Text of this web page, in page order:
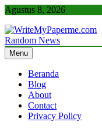
Skip
content
Agustus 8, 2026
WriteMyPaperme.com
Bisnis, Kuliner, Teknologi
Random News
Menu
Beranda
Blog
About
Contact
Privacy Policy